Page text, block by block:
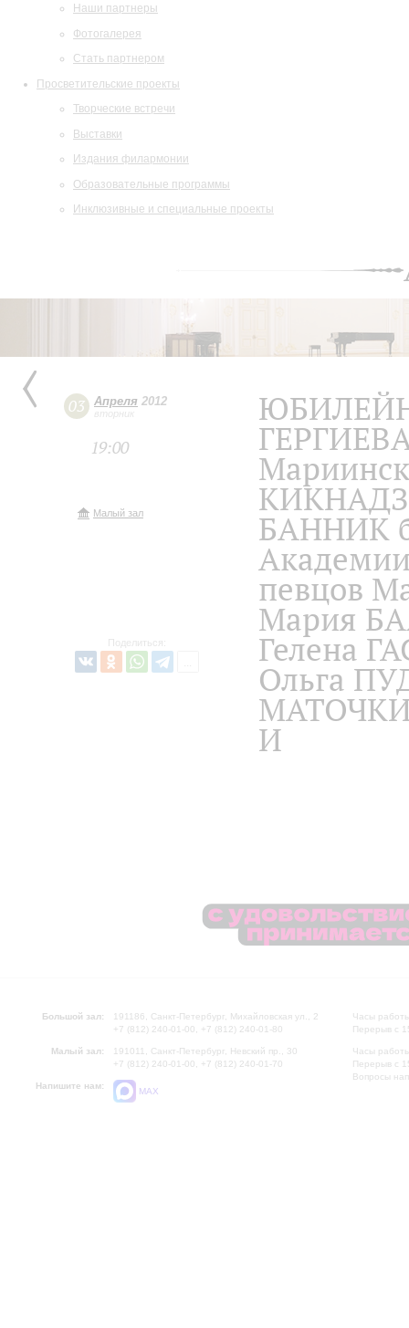
Наши партнеры
Фотогалерея
Стать партнером
Просветительские проекты
Творческие встречи
Выставки
Издания филармонии
Образовательные программы
Инклюзивные и специальные проекты
03 Апреля 2012
вторник
19:00
Малый зал
Поделиться:
БАННИК
певцов
Мария
Гелена
Ольга
И
Большой зал:
191186, Санкт-Петербург, Михайловская ул., 2
+7 (812) 240-01-00, +7 (812) 240-01-80
Малый зал:
191011, Санкт-Петербург, Невский пр., 30
+7 (812) 240-01-00, +7 (812) 240-01-70
Напишите нам:
MAX
Часы
Перерыв с
Часы
Перерыв с
Вопросы